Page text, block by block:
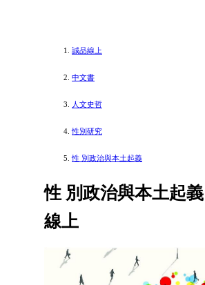
誠品線上
中文書
人文史哲
性別研究
性 別政治與本土起義
性 別政治與本土起
線上